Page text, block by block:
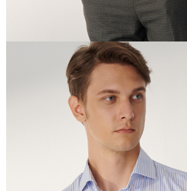
Data Peribadi, Pemprosesan, Penggunaan"
(https://aftee.tw/privacypolicy/
) untuk maklumat lanjut.
Jumlah yang diperakui untuk pengguna kali
kelulusan boleh sehingga NT$10,000. Jika
pembayaran dalam tempoh tersebut, yuran
20% setahun akan dikenakan. Pengguna bawah
mendapatkan kebenaran daripada ibu bapa atau
untuk menggunakan AFTEE.
Sila hubungi NP Taiwan Inc. di
mempunyai sebarang kebimbangan mengenai
penggunaan pada data peribadi. Jika anda tidak
peribadi yang disenaraikan seperti di atas akan
oleh AFTEE, sila jangan gunakan perkhidmatan ini.